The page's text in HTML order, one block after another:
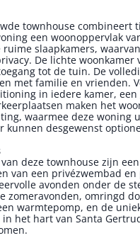
townhouse
een woonoppervlak
slaapkamers,
De lichte
tot de tuin. De
met familie en vrienden.
in iedere kamer,
maken het
waarmee deze
kunnen desgewenst
deze townhouse zijn
van een privézwembad
avonden onder de
zomeravonden, omringd
warmtepomp, en de
het hart van Santa